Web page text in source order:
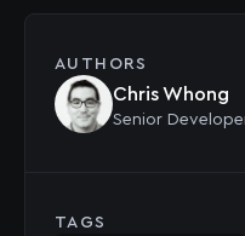
AUTHORS
Chris Whong
Senior
TAGS